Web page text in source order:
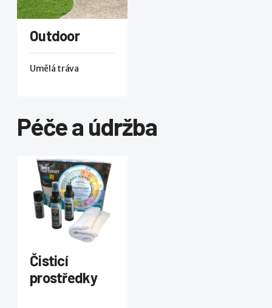
Outdoor
Umělá tráva
Péče a údržba
Čisticí
prostředky